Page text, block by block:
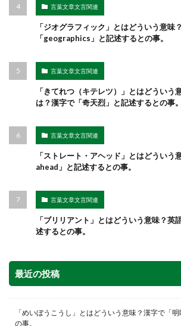
言葉文章文言関連
「ジオグラフィック」とはどういう意味
「geographics」と記述するとの事。
言葉文章文言関連
「きてれつ（キテレツ）」とはどういう
は？漢字で「奇天烈」と記述するとの事。
言葉文章文言関連
「ストレート・アヘッド」とはどうい
ahead」と記述するとの事。
言葉文章文言関連
「ブリリアント」とはどういう意味？
述するとの事。
最近の投稿
「めいぼうこうし」とはどういう意味？漢字で「
の事。